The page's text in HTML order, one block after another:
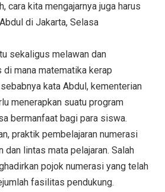
cara kita mengajarnya juga harus
di Jakarta, Selasa
sekaligus melawan dan
mana matematika kerap
kata Abdul, kementerian
menerapkan suatu program
bermanfaat bagi para siswa.
praktik pembelajaran numerasi
dan lintas mata pelajaran. Salah
pojok numerasi yang telah
fasilitas pendukung.